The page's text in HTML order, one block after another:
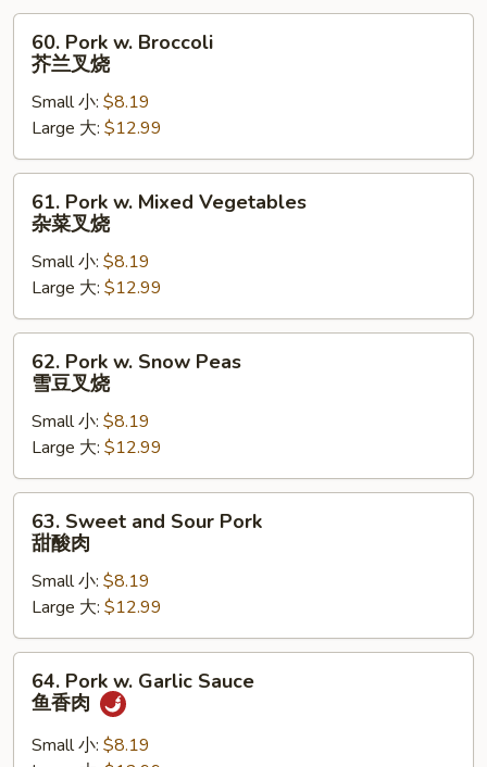
Pork
Broccoli
兰
叉
60. Pork w. Broccoli
芥兰叉烧
Small 小: $8.19
Large 大: $12.99
Pork
Mixed
Vegetables
杂
菜
61. Pork w. Mixed Vegetables
杂菜叉烧
Small 小: $8.19
Large 大: $12.99
Pork
Snow
Peas
雪
豆
62. Pork w. Snow Peas
雪豆叉烧
Small 小: $8.19
Large 大: $12.99
Sweet
and
Sour
Pork
甜
酸
63. Sweet and Sour Pork
甜酸肉
Small 小: $8.19
Large 大: $12.99
Pork
Garlic
64. Pork w. Garlic Sauce
鱼香肉
Small 小: $8.19